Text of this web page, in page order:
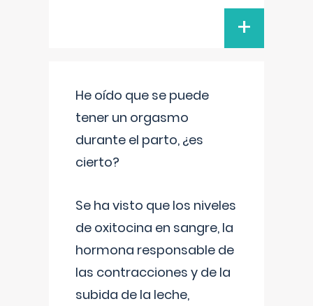
+
He oído que se puede
tener un orgasmo
durante el parto, ¿es
cierto?
Se ha visto que los niveles
de oxitocina en sangre, la
hormona responsable de
las contracciones y de la
subida de la leche,